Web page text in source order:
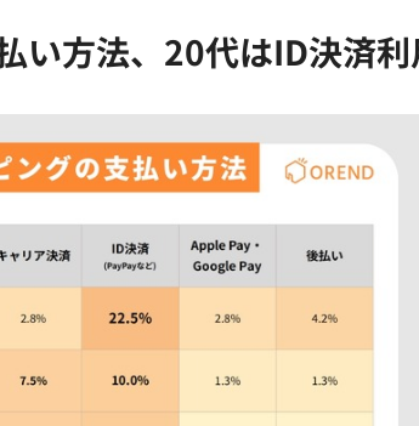
い方法、20代はID決済